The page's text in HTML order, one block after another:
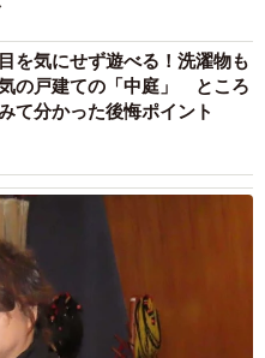
スへ、初めはアルバイト
ないベンチャー企業で、
と活気に溢れていた。新
上げる際に、幼い頃から
いる森山さんは自ら志願
儀ハピネスだった。仕事
認められて、アルバイト
に大抜擢された森山さ
展開している。
を気にせず遊べる！洗濯物も
の戸建ての「中庭」 ところ
て分かった後悔ポイント